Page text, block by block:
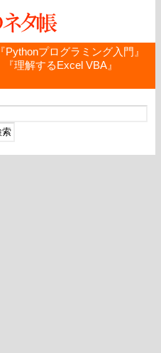
『Pythonプログラミング入門』
『理解するExcel VBA』